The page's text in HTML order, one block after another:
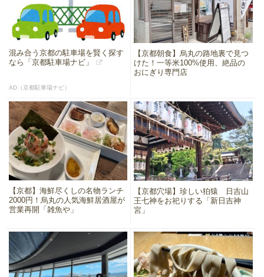
混み合う京都の駐車場を賢く探す
なら「京都駐車場ナビ」
AD（京都駐車場ナビ）
【京都朝食】烏丸の路地裏で見つ
けた！一等米100%使用、絶品の
おにぎり専門店
【京都】海鮮尽くしの名物ランチ
2000円！烏丸の人気海鮮居酒屋が
営業再開「雑魚や」
【京都穴場】珍しい狛猿 日吉山
王七神をお祀りする「新日吉神
宮」